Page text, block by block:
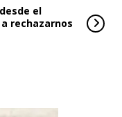
el
rechazarnos